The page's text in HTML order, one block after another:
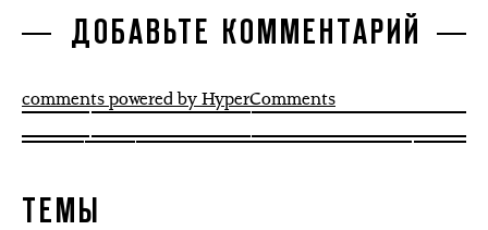
ДОБАВЬТЕ КОММЕНТАРИЙ
comments powered by HyperComments
ТЕМЫ